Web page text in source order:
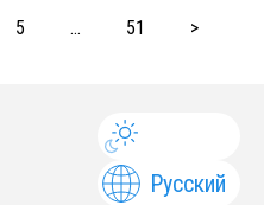
5 ... 51 >
Русский